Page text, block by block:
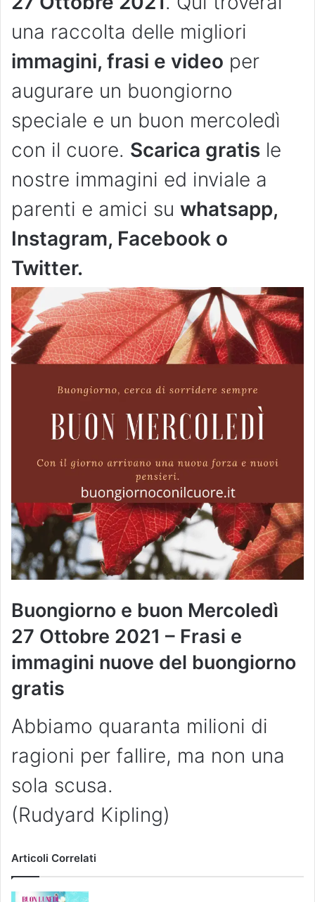
una raccolta delle migliori
immagini, frasi e video per
augurare un buongiorno
speciale e un buon mercoledì
con il cuore. Scarica gratis le
nostre immagini ed inviale a
parenti e amici su whatsapp,
Instagram, Facebook o
Twitter.
Buongiorno e buon Mercoledì
27 Ottobre 2021 – Frasi e
immagini nuove del buongiorno
gratis
Abbiamo quaranta milioni di
ragioni per fallire, ma non una
sola scusa.
(Rudyard Kipling)
Articoli Correlati